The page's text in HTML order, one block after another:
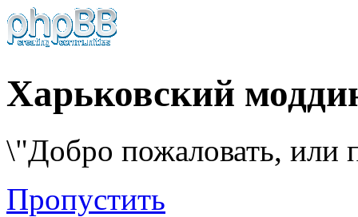
Харьковский
\"Добро пожаловать, или
Пропустить